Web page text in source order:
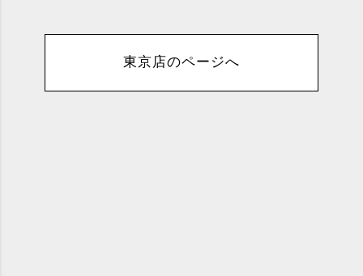
東京店のページへ